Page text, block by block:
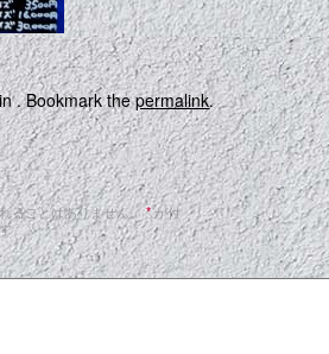
. Bookmark thepermalink.
ることはありません。*が付